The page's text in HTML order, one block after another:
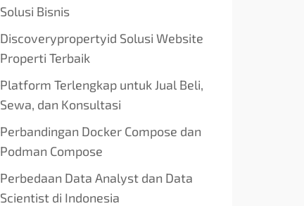
Solusi Bisnis
Discoverypropertyid Solusi Website
Properti Terbaik
Platform Terlengkap untuk Jual Beli,
Sewa, dan Konsultasi
Perbandingan Docker Compose dan
Podman Compose
Perbedaan Data Analyst dan Data
Scientist di Indonesia